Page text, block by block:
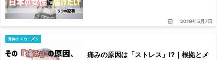
2019年5月7日
身体のメカニズム
痛みの原因は「ストレス」!?｜根拠とメ